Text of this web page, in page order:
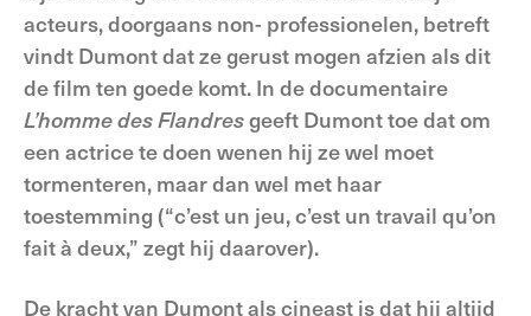
acteurs, doorgaans non- professionelen, betreft
vindt Dumont dat ze gerust mogen afzien als dit
de film ten goede komt. In de documentaire
L’homme des Flandresgeeft Dumont toe dat om
een actrice te doen wenen hij ze wel moet
tormenteren, maar dan wel met haar
toestemming (“c’est un jeu, c’est un travail qu’on
fait à deux,” zegt hij daarover).
De kracht van Dumont als cineast is dat hij altijd